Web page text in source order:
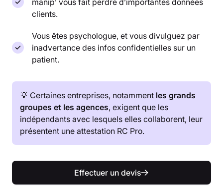
manip’ vous fait perdre d’importantes données
clients.
Vous êtes psychologue, et vous divulguez par
inadvertance des infos confidentielles sur un
patient.
💡 Certaines entreprises, notamment les grands
groupes et les agences, exigent que les
indépendants avec lesquels elles collaborent, leur
présentent une attestation RC Pro.
Effectuer un devis